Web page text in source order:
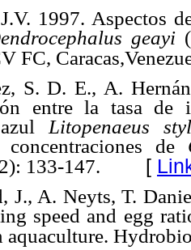
1997. Aspectos
geayi
FC,
S. D. E., A.
entre la tasa de
Litopenaeus
concentraciones de
133-147. [
J., A. Neyts, T.
speed and egg
aquaculture.